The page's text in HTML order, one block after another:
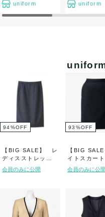
uniform uniform
94%OFF
【BIG SALE】 レ
ディスストレッチ
スカート ...
会員のみに公開
93 %OFF
【BIG
イトスカー
品
会員のみに公開